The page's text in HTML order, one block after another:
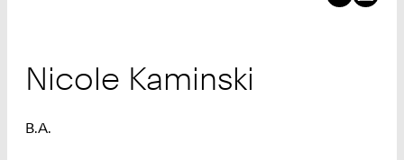
Nicole Kaminski
B.A.